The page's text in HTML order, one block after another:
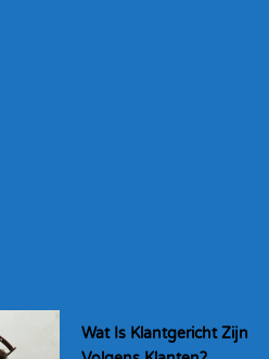
Wat Is Klantgericht Zijn